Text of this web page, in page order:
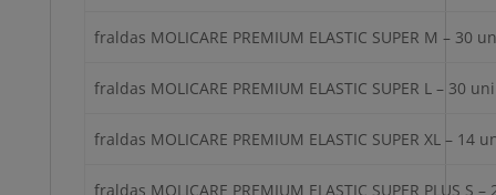
fraldas MOLICARE PREMIUM ELASTIC SUPER M – 30
fraldas MOLICARE PREMIUM ELASTIC SUPER L – 30
fraldas MOLICARE PREMIUM ELASTIC SUPER XL – 14
fraldas MOLICARE PREMIUM ELASTIC SUPER PLUS S –